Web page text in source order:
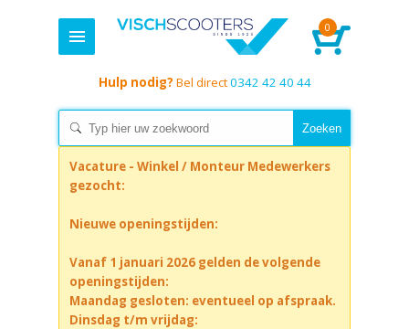
0
Hulp nodig? Bel direct0342 42 40 44
Vacature - Winkel / Monteur Medewerkers
gezocht:
Nieuwe openingstijden:
Vanaf 1 januari 2026 gelden de volgende
openingstijden:
Maandag gesloten: eventueel op afspraak.
Dinsdag t/m vrijdag: